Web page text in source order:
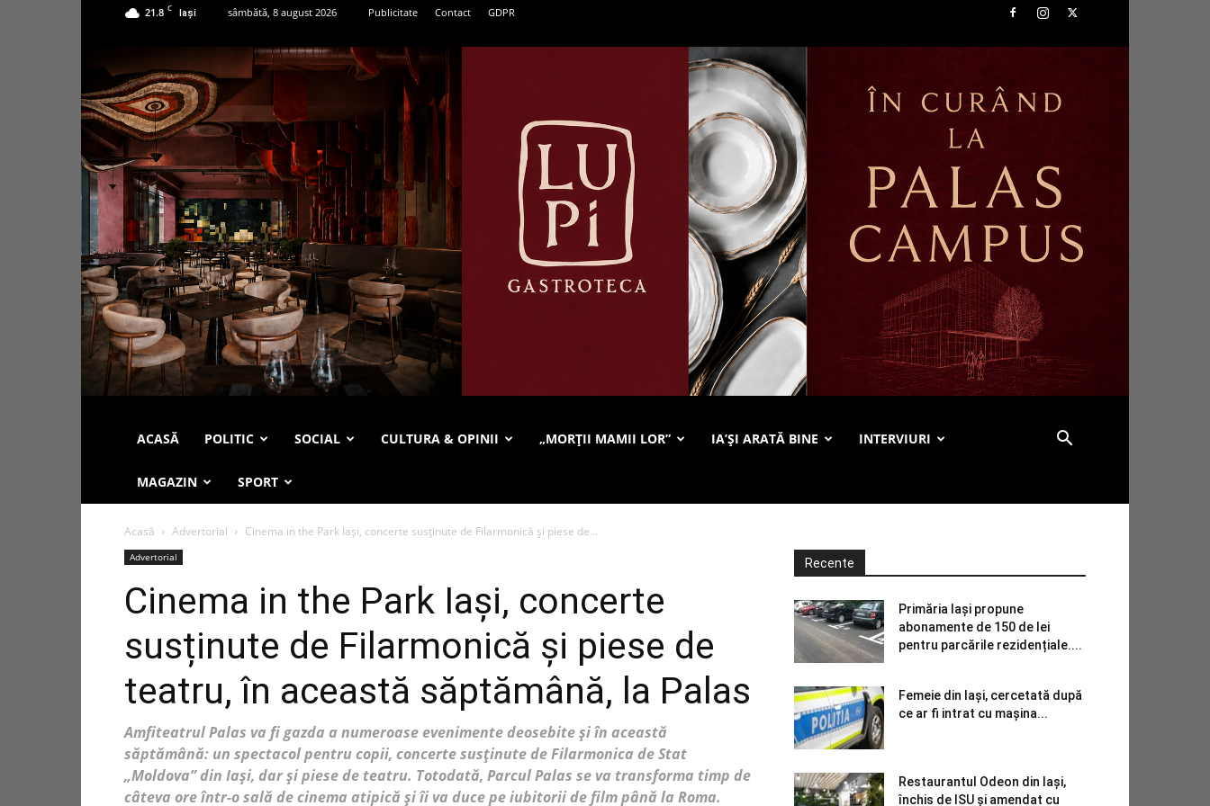
21.8 C Iași sâmbătă, 8 august 2026 Publicitate Contact GDPR
ACASĂ POLITIC SOCIAL CULTURA & OPINII „MORȚII MAMII LOR” IA’ȘI ARATĂ BINE INTERVIURI
MAGAZIN SPORT
Acasă Advertorial Cinema in the Park Iași, concerte susținute de Filarmonică și piese de...
Advertorial
Cinema in the Park Iași, concerte
susținute de Filarmonică și piese de
teatru, în această săptămână, la Palas
Amfiteatrul Palas va fi gazda a numeroase evenimente deosebite și în această
săptămână: un spectacol pentru copii, concerte susținute de Filarmonica de Stat
„Moldova” din Iași, dar și piese de teatru. Totodată, Parcul Palas se va transforma timp de
câteva ore într-o sală de cinema atipică și îi va duce pe iubitorii de film până la Roma.
Recente
Primăria Iași propune
abonamente de 150 de lei
pentru parcările rezidențiale....
Femeie din Iași, cercetată după
ce ar fi intrat cu mașina...
Restaurantul Odeon din Iași,
închis de ISU și amendat cu